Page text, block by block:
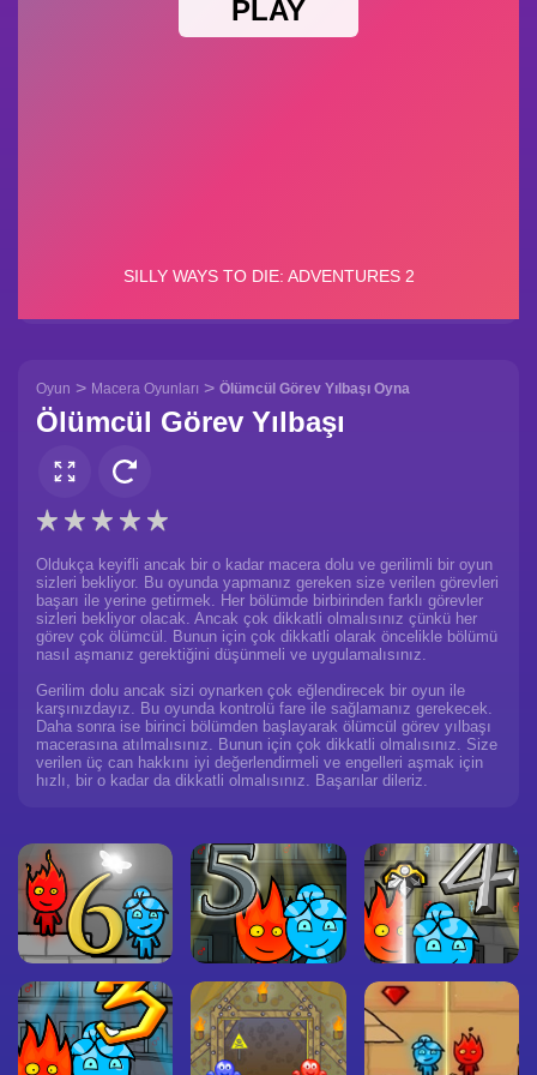
Oyun > Macera Oyunları > Ölümcül Görev Yılbaşı Oyna
Ölümcül Görev Yılbaşı
Oldukça keyifli ancak bir o kadar macera dolu ve gerilimli bir oyun
sizleri bekliyor. Bu oyunda yapmanız gereken size verilen görevleri
başarı ile yerine getirmek. Her bölümde birbirinden farklı görevler
sizleri bekliyor olacak. Ancak çok dikkatli olmalısınız çünkü her
görev çok ölümcül. Bunun için çok dikkatli olarak öncelikle bölümü
nasıl aşmanız gerektiğini düşünmeli ve uygulamalısınız.
Gerilim dolu ancak sizi oynarken çok eğlendirecek bir oyun ile
karşınızdayız. Bu oyunda kontrolü fare ile sağlamanız gerekecek.
Daha sonra ise birinci bölümden başlayarak ölümcül görev yılbaşı
macerasına atılmalısınız. Bunun için çok dikkatli olmalısınız. Size
verilen üç can hakkını iyi değerlendirmeli ve engelleri aşmak için
hızlı, bir o kadar da dikkatli olmalısınız. Başarılar dileriz.